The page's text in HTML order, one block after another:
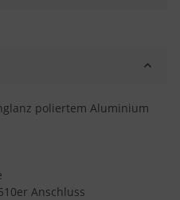
poliertem Aluminium
Anschluss